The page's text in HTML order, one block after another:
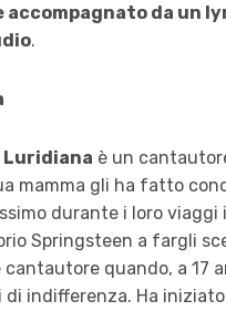
accompagnato da un
.
Luridiana è un
mamma gli ha fatto
durante i loro viaggi
Springsteen a fargli
quando, a 17
di indifferenza. Ha